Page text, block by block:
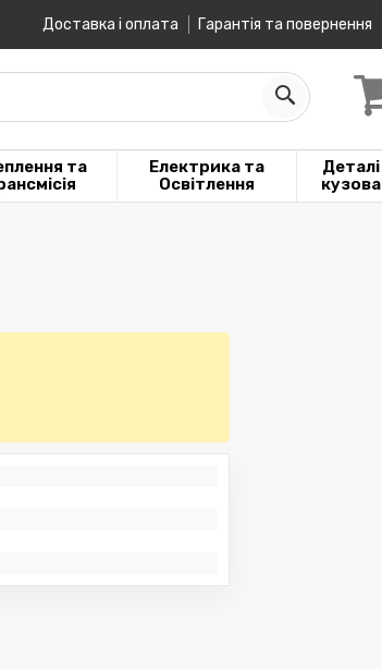
Доставка і оплата Гарантія та повернення
та
Електрика та
Освітлення
Деталі
кузова